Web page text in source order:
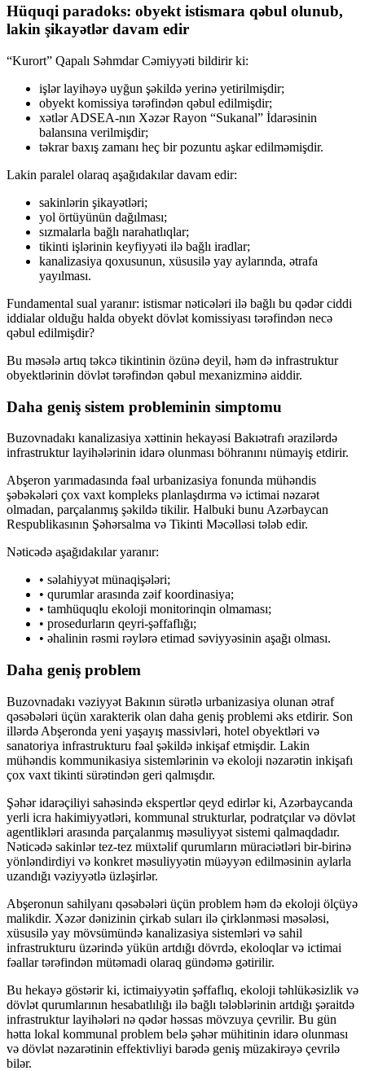
Hüquqi paradoks: obyekt istismara qəbul olunub,
lakin şikayətlər davam edir
“Kurort” Qapalı Səhmdar Cəmiyyəti bildirir ki:
işlər layihəyə uyğun şəkildə yerinə yetirilmişdir;
obyekt komissiya tərəfindən qəbul edilmişdir;
xətlər ADSEA-nın Xəzər Rayon “Sukanal” İdarəsinin
balansına verilmişdir;
təkrar baxış zamanı heç bir pozuntu aşkar edilməmişdir.
Lakin paralel olaraq aşağıdakılar davam edir:
sakinlərin şikayətləri;
yol örtüyünün dağılması;
sızmalarla bağlı narahatlıqlar;
tikinti işlərinin keyfiyyəti ilə bağlı iradlar;
kanalizasiya qoxusunun, xüsusilə yay aylarında, ətrafa
yayılması.
Fundamental sual yaranır: istismar nəticələri ilə bağlı bu qədər ciddi
iddialar olduğu halda obyekt dövlət komissiyası tərəfindən necə
qəbul edilmişdir?
Bu məsələ artıq təkcə tikintinin özünə deyil, həm də infrastruktur
obyektlərinin dövlət tərəfindən qəbul mexanizminə aiddir.
Daha geniş sistem probleminin simptomu
Buzovnadakı kanalizasiya xəttinin hekayəsi Bakıətrafı ərazilərdə
infrastruktur layihələrinin idarə olunması böhranını nümayiş etdirir.
Abşeron yarımadasında fəal urbanizasiya fonunda mühəndis
şəbəkələri çox vaxt kompleks planlaşdırma və ictimai nəzarət
olmadan, parçalanmış şəkildə tikilir. Halbuki bunu Azərbaycan
Respublikasının Şəhərsalma və Tikinti Məcəlləsi tələb edir.
Nəticədə aşağıdakılar yaranır:
• səlahiyyət münaqişələri;
• qurumlar arasında zəif koordinasiya;
• tamhüquqlu ekoloji monitorinqin olmaması;
• prosedurların qeyri-şəffaflığı;
• əhalinin rəsmi rəylərə etimad səviyyəsinin aşağı olması.
Daha geniş problem
Buzovnadakı vəziyyət Bakının sürətlə urbanizasiya olunan ətraf
qəsəbələri üçün xarakterik olan daha geniş problemi əks etdirir. Son
illərdə Abşeronda yeni yaşayış massivləri, hotel obyektləri və
sanatoriya infrastrukturu fəal şəkildə inkişaf etmişdir. Lakin
mühəndis kommunikasiya sistemlərinin və ekoloji nəzarətin inkişafı
çox vaxt tikinti sürətindən geri qalmışdır.
Şəhər idarəçiliyi sahəsində ekspertlər qeyd edirlər ki, Azərbaycanda
yerli icra hakimiyyətləri, kommunal strukturlar, podratçılar və dövlət
agentlikləri arasında parçalanmış məsuliyyət sistemi qalmaqdadır.
Nəticədə sakinlər tez-tez müxtəlif qurumların müraciətləri bir-birinə
yönləndirdiyi və konkret məsuliyyətin müəyyən edilməsinin aylarla
uzandığı vəziyyətlə üzləşirlər.
Abşeronun sahilyanı qəsəbələri üçün problem həm də ekoloji ölçüyə
malikdir. Xəzər dənizinin çirkab suları ilə çirklənməsi məsələsi,
xüsusilə yay mövsümündə kanalizasiya sistemləri və sahil
infrastrukturu üzərində yükün artdığı dövrdə, ekoloqlar və ictimai
fəallar tərəfindən mütəmadi olaraq gündəmə gətirilir.
Bu hekayə göstərir ki, ictimaiyyətin şəffaflıq, ekoloji təhlükəsizlik və
dövlət qurumlarının hesabatlılığı ilə bağlı tələblərinin artdığı şəraitdə
infrastruktur layihələri nə qədər həssas mövzuya çevrilir. Bu gün
hətta lokal kommunal problem belə şəhər mühitinin idarə olunması
və dövlət nəzarətinin effektivliyi barədə geniş müzakirəyə çevrilə
bilər.